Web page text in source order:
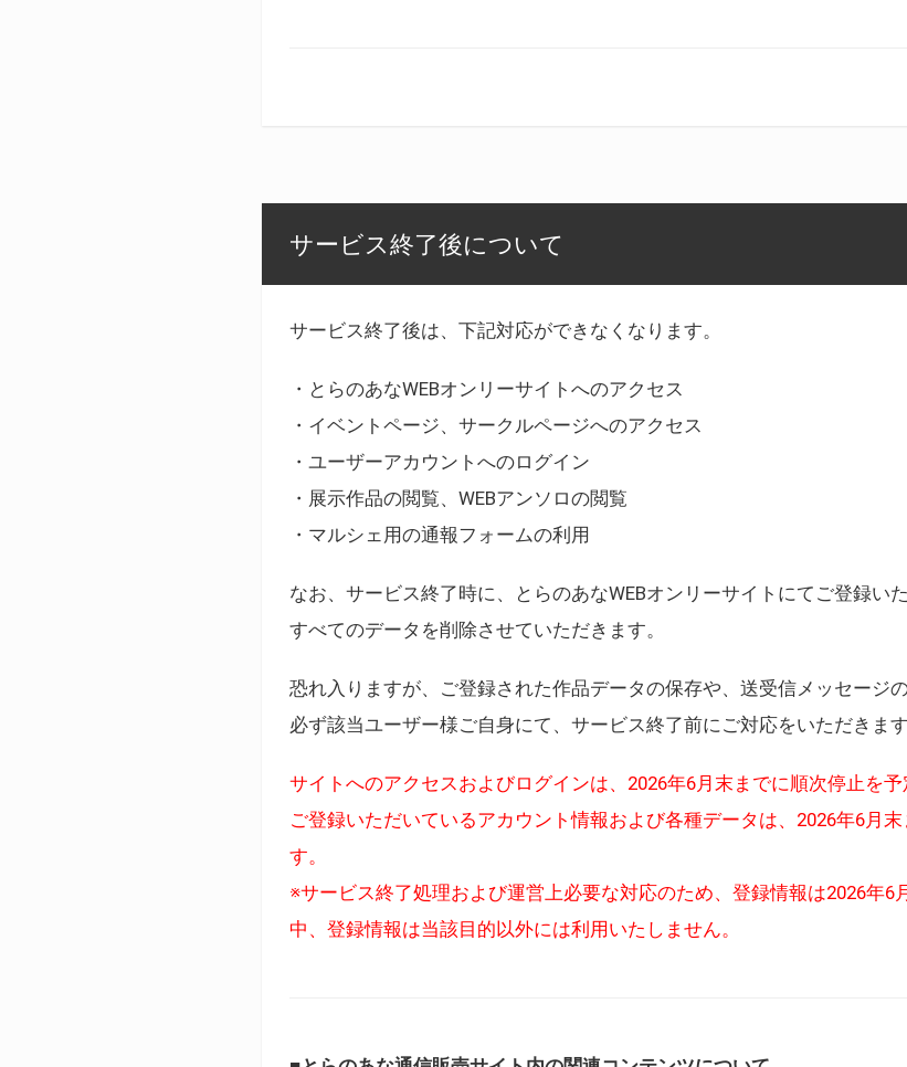
サービス終了後について
サービス終了後は、下記対応ができなくなります。
・とらのあなWEBオンリーサイトへのアクセス
・イベントページ、サークルページへのアクセス
・ユーザーアカウントへのログイン
・展示作品の閲覧、WEBアンソロの閲覧
・マルシェ用の通報フォームの利用
なお、サービス終了時に、とらのあなWEBオンリーサイトにてご登録い
すべてのデータを削除させていただきます。
恐れ入りますが、ご登録された作品データの保存や、送受信メッセージ
必ず該当ユーザー様ご自身にて、サービス終了前にご対応をいただきま
サイトへのアクセスおよびログインは、2026年6月末までに順次停止を予
ご登録いただいているアカウント情報および各種データは、2026年6月
す。
※サービス終了処理および運営上必要な対応のため、登録情報は2026年6
中、登録情報は当該目的以外には利用いたしません。